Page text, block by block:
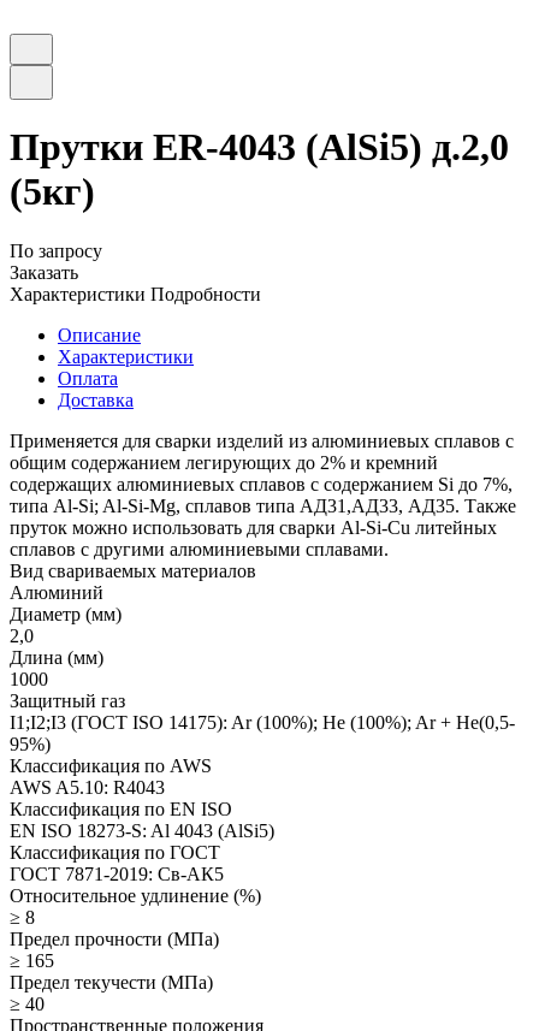
Прутки ER-4043 (AlSi5) д.2,0
(5кг)
По запросу
Заказать
Характеристики Подробности
Описание
Характеристики
Оплата
Доставка
Применяется для сварки изделий из алюминиевых сплавов с
общим содержанием легирующих до 2% и кремний
содержащих алюминиевых сплавов с содержанием Si до 7%,
типа Al-Si; Al-Si-Mg, сплавов типа АД31,АД33, АД35. Также
пруток можно использовать для сварки Al-Si-Cu литейных
сплавов с другими алюминиевыми сплавами.
Вид свариваемых материалов
Алюминий
Диаметр (мм)
2,0
Длина (мм)
1000
Защитный газ
I1;I2;I3 (ГОСТ ISO 14175): Ar (100%); He (100%); Ar + He(0,5-
95%)
Классификация по AWS
AWS A5.10: R4043
Классификация по EN ISO
EN ISO 18273-S: Al 4043 (AlSi5)
Классификация по ГОСТ
ГОСТ 7871-2019: Св-АК5
Относительное удлинение (%)
≥ 8
Предел прочности (МПа)
≥ 165
Предел текучести (МПа)
≥ 40
Пространственные положения